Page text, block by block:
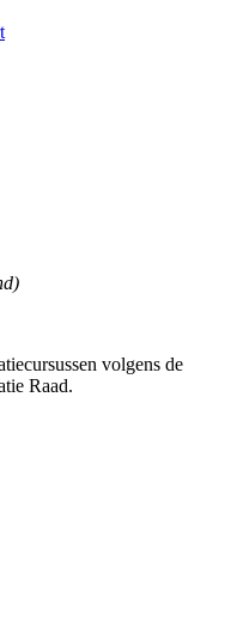
volgens de
Raad.